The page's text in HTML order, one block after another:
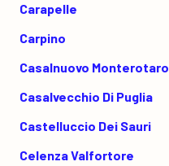
Carapelle
Carpino
Casalnuovo Monterotaro
Casalvecchio Di Puglia
Castelluccio Dei Sauri
Celenza Valfortore